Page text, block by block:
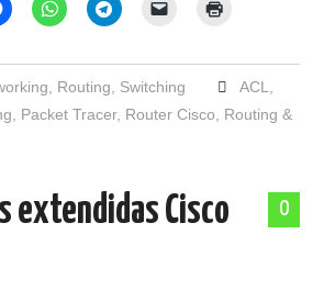
Routing Switching ACL
Packet Tracer, Router Cisco
Routing &
0
extendidas Cisco